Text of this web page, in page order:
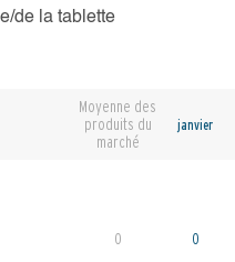
de la tablette
Moyenne des
produits du
marché
janvier
0 0